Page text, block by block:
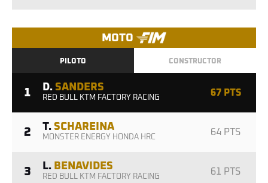
MOTO
PILOTO CONSTRUCTOR
1 D. SANDERS
RED BULL KTM FACTORY RACING
67 PTS
2 T. SCHAREINA
MONSTER ENERGY HONDA HRC
64 PTS
3 L. BENAVIDES
RED BULL KTM FACTORY RACING
61 PTS